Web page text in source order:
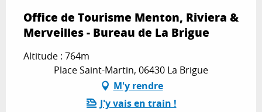
Office de Tourisme Menton, Riviera &
Merveilles - Bureau de La Brigue
Altitude : 764m
Place Saint-Martin, 06430 La Brigue
M'y rendre
J'y vais en train !